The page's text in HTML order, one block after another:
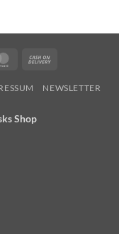
MasterCard
Delivery
NEWSLETTER
Shop